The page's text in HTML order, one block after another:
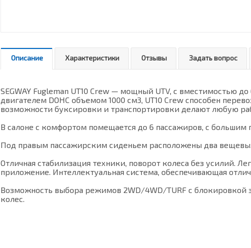
Описание Характеристики Отзывы Задать вопрос
SEGWAY Fugleman UT10 Crew — мощный UTV, с вместимостью
двигателем DOHC объемом 1000 см3, UT10 Crew способен
возможности буксировки и транспортировки делают любую
В салоне с комфортом помещается до 6 пассажиров, с большим
Под правым пассажирским сиденьем расположены два
Отличная стабилизация техники, поворот колеса без усилий.
приложение. Интеллектуальная система, обеспечивающая
Возможность выбора режимов 2WD/4WD/TURF с блокировкой
колес.